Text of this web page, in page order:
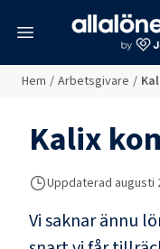
Hem / Arbetsgivare /
Kalix
Uppdaterad augusti
Vi saknar ännu